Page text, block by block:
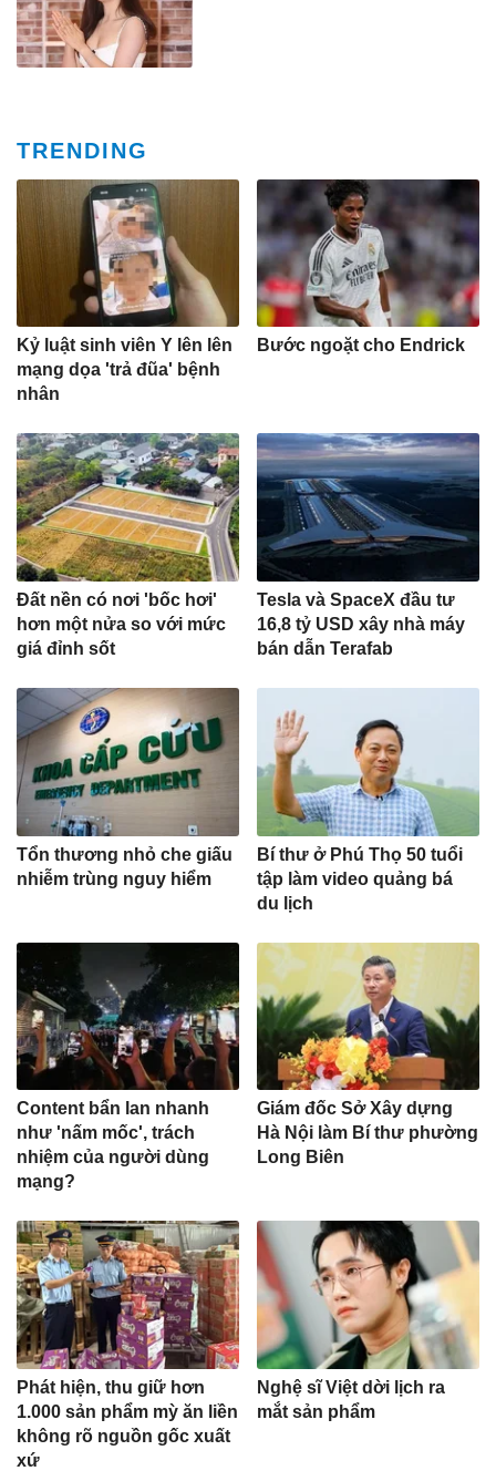
TRENDING
Kỷ luật sinh viên Y lên lên
mạng dọa 'trả đũa' bệnh
nhân
Bước ngoặt cho Endrick
Đất nền có nơi 'bốc hơi'
hơn một nửa so với mức
giá đỉnh sốt
Tesla và SpaceX đầu tư
16,8 tỷ USD xây nhà máy
bán dẫn Terafab
Tổn thương nhỏ che giấu
nhiễm trùng nguy hiểm
Bí thư ở Phú Thọ 50 tuổi
tập làm video quảng bá
du lịch
Content bẩn lan nhanh
như 'nấm mốc', trách
nhiệm của người dùng
mạng?
Giám đốc Sở Xây dựng
Hà Nội làm Bí thư phường
Long Biên
Phát hiện, thu giữ hơn
1.000 sản phẩm mỳ ăn liền
không rõ nguồn gốc xuất
xứ
Nghệ sĩ Việt dời lịch ra
mắt sản phẩm